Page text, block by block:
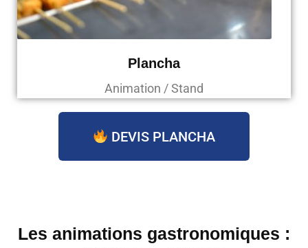
Plancha
Animation / Stand
DEVIS PLANCHA
Les animations gastronomiques :